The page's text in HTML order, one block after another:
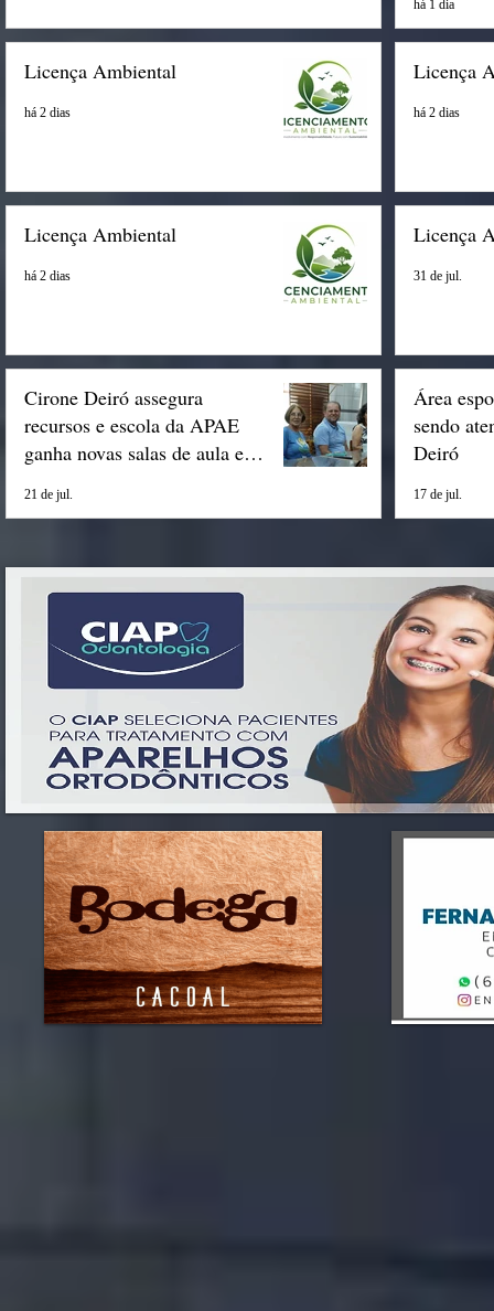
há 1 dia
Licença Ambiental
há 2 dias
Licença
há 2 dias
Licença Ambiental
há 2 dias
Licença
31 de jul.
Cirone Deiró assegura
recursos e escola da APAE
ganha novas salas de aula em
21 de jul.
Área
sendo
Deiró
17 de jul.